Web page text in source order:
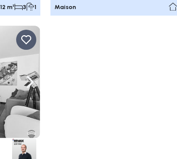
m² 3 1 Maison
Naviguer vers la droite